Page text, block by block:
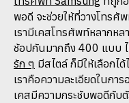
พอดี จะช่วยให้ที่วางโทรศั
เรามีเคสโทรศัพท์หลากห
ช้อปกันมากถึง 400 แบบ ไ
รัก ๆ มีสไตล์ ก็มีให้เลือกไ
เราคือความละเอียดในกา
เคสมีความกระชับพอดีกับตั